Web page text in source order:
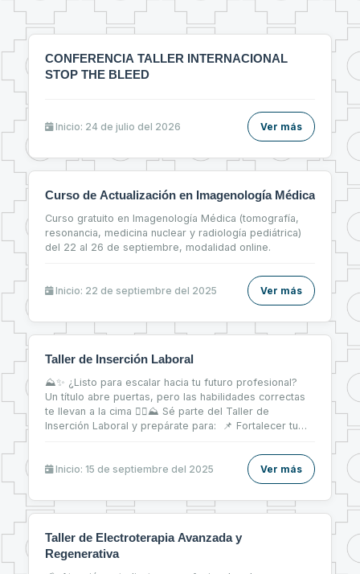
CONFERENCIA TALLER INTERNACIONAL
STOP THE BLEED
Inicio: 24 de julio del 2026 Ver más
Curso de Actualización en Imagenología Médica
Curso gratuito en Imagenología Médica (tomografía,
resonancia, medicina nuclear y radiología pediátrica)
del 22 al 26 de septiembre, modalidad online.
Inicio: 22 de septiembre del 2025 Ver más
Taller de Inserción Laboral
⛰✨ ¿Listo para escalar hacia tu futuro profesional?
Un título abre puertas, pero las habilidades correctas
te llevan a la cima 🧗‍♀⛰ Sé parte del Taller de
Inserción Laboral y prepárate para: 📌 Fortalecer tu
primeros pasos firmes en el mercado laboral 💼
Inicio: 15 de septiembre del 2025
Ver más
Taller de Electroterapia Avanzada y
Regenerativa